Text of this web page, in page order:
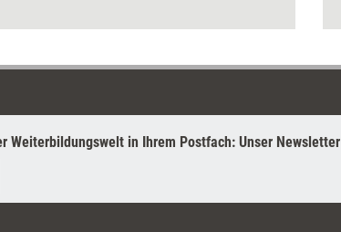
Weiterbildungswelt in Ihrem Postfach: Unser Newsletter